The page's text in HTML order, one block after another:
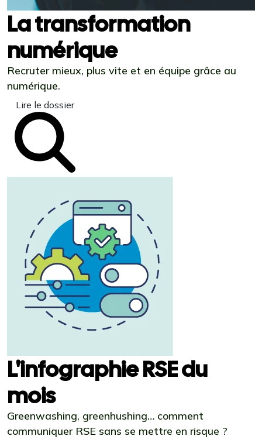
La transformation
numérique
Recruter mieux, plus vite et en équipe grâce au
numérique.
Lire le dossier
L'infographie RSE du
mois
Greenwashing, greenhushing… comment
communiquer RSE sans se mettre en risque ?